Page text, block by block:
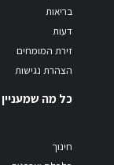
בריאות
דעות
זירת המומחים
הצהרת נגישות
כל מה שמעניין
חינוך